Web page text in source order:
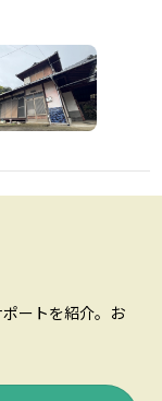
ートを紹介。お